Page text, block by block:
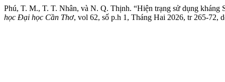
Phú, T. M., T. T. Nhân, và N. Q. Thịnh. “Hiện trạng sử dụng
học Đại học Cần Thơ, vol 62, số p.h 1, Tháng Hai 2026, tr 265-72,